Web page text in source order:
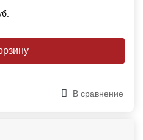
В сравнение